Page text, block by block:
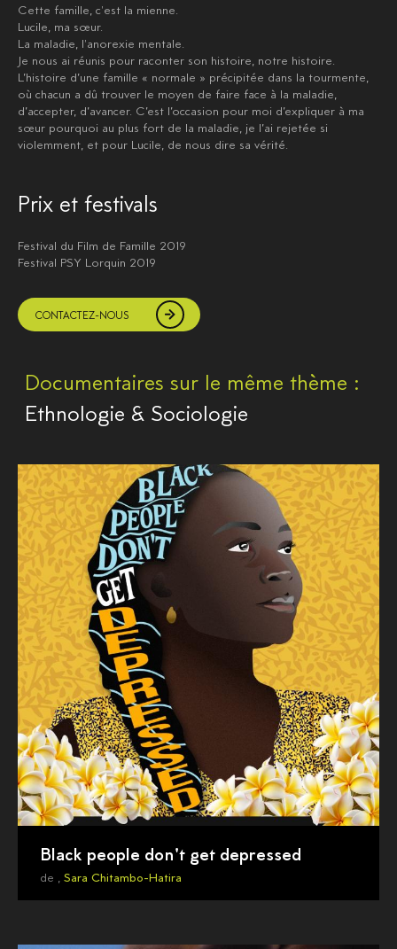
Cette famille, c'est la mienne.
Lucile, ma sœur.
La maladie, l'anorexie mentale.
Je nous ai réunis pour raconter son histoire, notre histoire.
L’histoire d’une famille « normale » précipitée dans la tourmente,
où chacun a dû trouver le moyen de faire face à la maladie,
d’accepter, d’avancer. C’est l’occasion pour moi d’expliquer à ma
sœur pourquoi au plus fort de la maladie, je l’ai rejetée si
violemment, et pour Lucile, de nous dire sa vérité.
Prix et festivals
Festival du Film de Famille 2019
Festival PSY Lorquin 2019
CONTACTEZ-NOUS
Documentaires sur le même thème :
Ethnologie & Sociologie
Black people don't get depressed
de , Sara Chitambo-Hatira